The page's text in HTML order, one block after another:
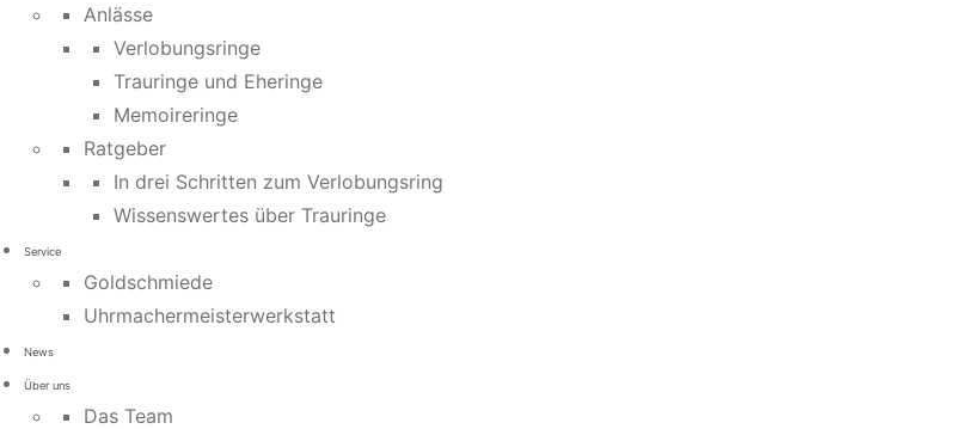
Anlässe
Verlobungsringe
Trauringe und Eheringe
Memoireringe
Ratgeber
In drei Schritten zum Verlobungsring
Wissenswertes über Trauringe
Service
Goldschmiede
Uhrmachermeisterwerkstatt
News
Über uns
Das Team